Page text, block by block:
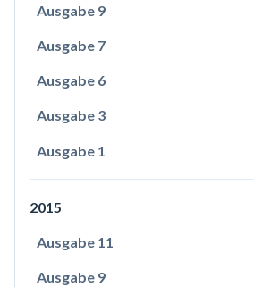
Ausgabe 9
Ausgabe 7
Ausgabe 6
Ausgabe 3
Ausgabe 1
2015
Ausgabe 11
Ausgabe 9